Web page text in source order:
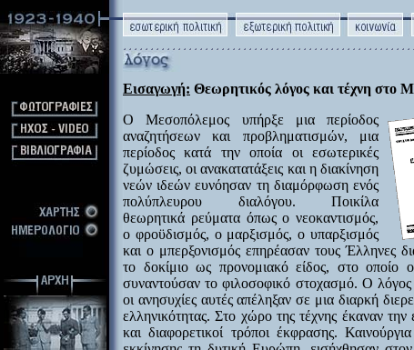
Eισαγωγή: Θεωρητικός λόγος και τέχνη στο
Ο Μεσοπόλεμος υπήρξε μια περίοδος
αναζητήσεων και προβληματισμών, μια
περίοδος κατά την οποία οι εσωτερικές
ζυμώσεις, οι ανακατατάξεις και η διακίνηση
νεών ιδεών ευνόησαν τη διαμόρφωση ενός
πολύπλευρου διαλόγου. Ποικίλα
θεωρητικά ρεύματα όπως ο νεοκαντισμός,
ο φροϋδισμός, ο μαρξισμός, ο υπαρξισμός
και ο μπερξονισμός επηρέασαν τους Έλληνες
το δοκίμιο ως προνομιακό είδος, στο οποίο
συναντούσαν το φιλοσοφικό στοχασμό. Ο λόγος
οι ανησυχίες αυτές απέληξαν σε μια διαρκή
ελληνικότητας. Στο χώρο της τέχνης έκαναν την
και διαφορετικοί τρόποι έκφρασης.